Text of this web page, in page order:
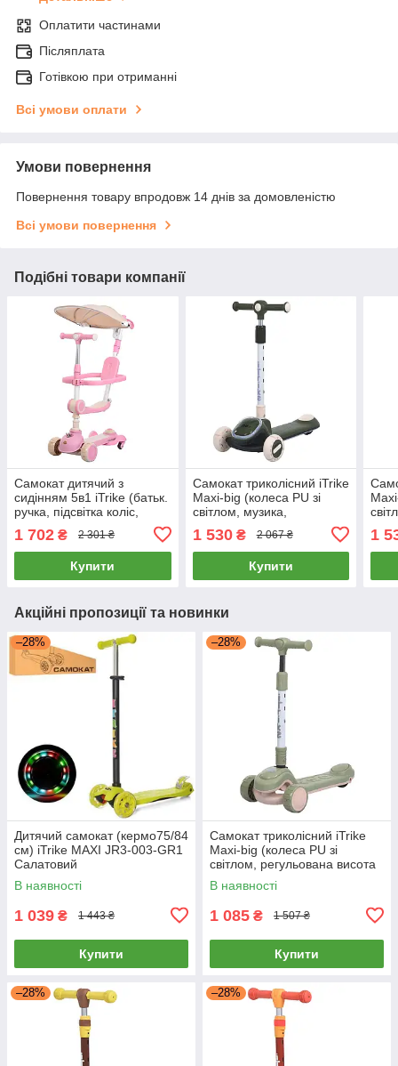
Оплатити частинами
Післяплата
Готівкою при отриманні
Всі умови оплати
Умови повернення
Повернення товару впродовж 14 днів за домовленістю
Всі умови повернення
Подібні товари компанії
Самокат дитячий з
сидінням 5в1 iTrike (батьк.
ручка, підсвітка коліс,
музика, регул. кермо) JR3-
168-5-P Рожевий
1 702 ₴ 2 301 ₴
Купити
Самокат триколісний iTrike
Maxi-big (колеса PU зі
світлом, музика,
керма) JR3-164-GR
Зелений
1 530₴ 2 067 ₴
Купити
1
Акційні пропозиції та новинки
–28%
Дитячий самокат (кермо75/84
см) iTrike MAXI JR3-003-GR1
Салатовий
В наявності
1 039 ₴ 1 443 ₴
Купити
–28%
Самокат триколісний iTrike
Maxi-big (колеса PU зі
світлом, регульована висота
керма, музика) 506-green
Зелений
В наявності
1 085 ₴ 1 507 ₴
Купити
–28% –28%